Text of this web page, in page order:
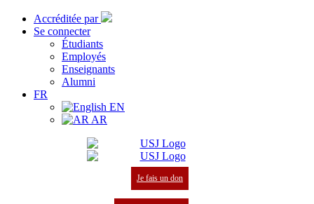
Accréditée par
Se connecter
Étudiants
Employés
Enseignants
Alumni
FR
EN
AR
Je fais un don